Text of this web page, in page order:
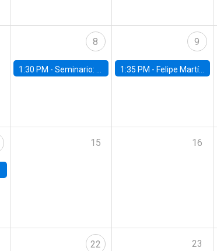
8
1:30 PM -Seminario: “Recuperando la humanidad para progresar en la era de la IA»
9
1:35 PM - Felipe Martínez, alumno Doctorado en Economía UC
15 16
22 23